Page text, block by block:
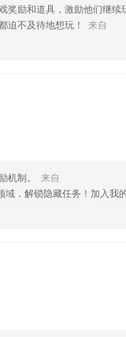
万伙伴一起成长
款软件，您可以到应用
奖励和道具，激励他们继续
迫不及待地想玩！
来自
机制。
来自
，解锁隐藏任务！加入我